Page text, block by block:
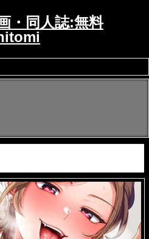
・同人誌:無料